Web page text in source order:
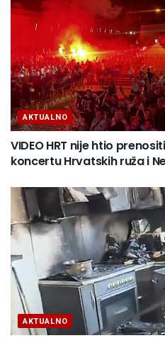
AKTUALNO
VIDEO HRT nije htio
koncertu Hrvatskih ruža i
AKTUALNO